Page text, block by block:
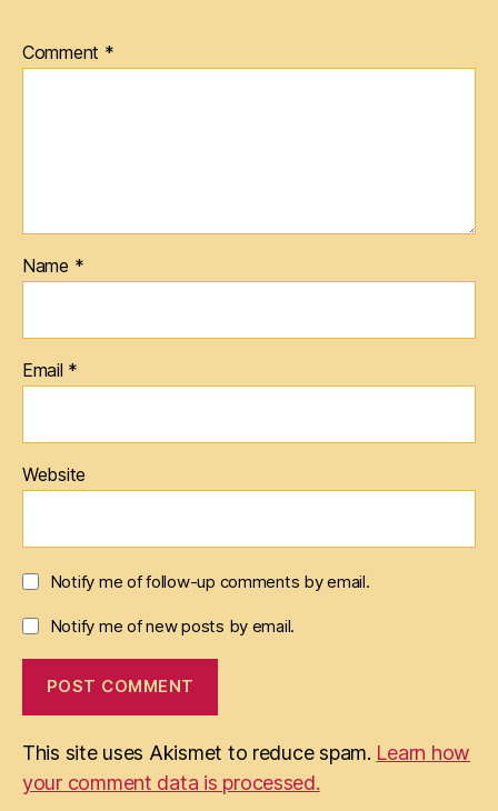
Comment *
Name *
Email *
Website
Notify me of follow-up comments by email.
Notify me of new posts by email.
This site uses Akismet to reduce spam. Learn how
your comment data is processed.